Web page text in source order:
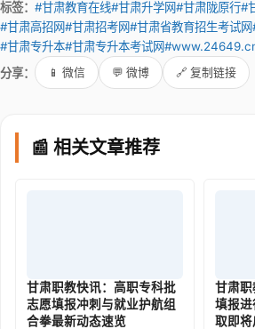
标签： #甘肃教育在线#甘肃升学网#甘肃陇原行#
#甘肃高招网#甘肃招考网#甘肃省教育招生考试网
#甘肃专升本#甘肃专升本考试网
分享：
📱 微信 💬 微博 🔗 复制链接
📰 相关文章推荐
甘肃职教快讯：高职专科批
志愿填报冲刺与就业护航组
合拳最新动态速览
甘肃职
填报
取即将